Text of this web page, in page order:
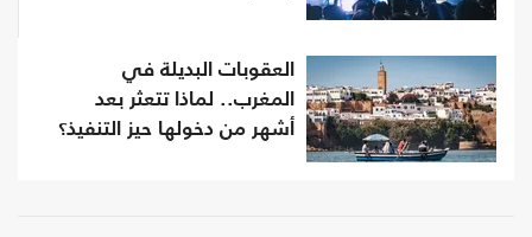
العقوبات البديلة في
المغرب.. لماذا تتعثر بعد
أشهر من دخولها حيز التنفيذ؟